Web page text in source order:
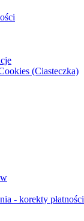
(Ciasteczka)
- korekty płatności